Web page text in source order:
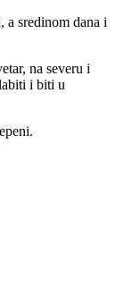
a sredinom dana i
na severu i
i biti u